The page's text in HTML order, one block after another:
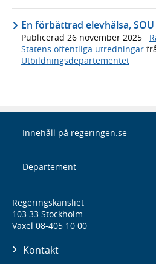
En förbättrad elevhälsa, SOU
Publicerad 26 november 2025 ·
Statens offentliga utredningar
Utbildningsdepartementet
Innehåll på regeringen.se
Departement
Regeringskansliet
103 33 Stockholm
Växel 08-405 10 00
Kontakt